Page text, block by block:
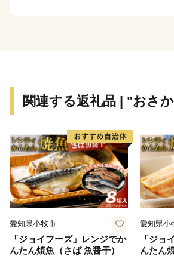
【受領証明書およびワンストップ特
後２週間程度お時間をいただいており
【申請書ご提出先】
〒855-0076
長崎県島原市上折橋町甲1615-1
付窓口
※申請後に、氏名や住所変更等が生
関連する返礼品 | "おさ
愛知県小牧市
「ジョイフーズ」レンジでか
んたん焼魚（さば 魚醤干）
愛知県小
「ジョ
んたん